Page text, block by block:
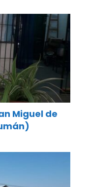
Miguel de